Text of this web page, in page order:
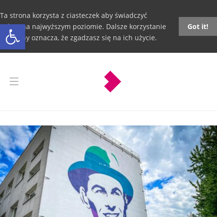
Otwórz pasek narzędzi
Ta strona korzysta z ciasteczek aby świadczyć
usługi na najwyższym poziomie. Dalsze korzystanie
ze strony oznacza, że zgadzasz się na ich użycie.
Got it!